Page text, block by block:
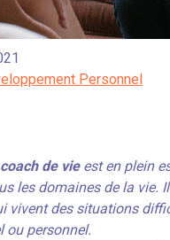
Personnel
coach de vieest en plein
les domaines de la vie. Il
vivent des situations
ou personnel.